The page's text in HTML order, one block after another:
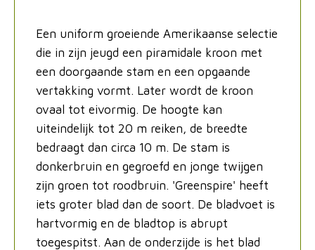
Een uniform groeiende Amerikaanse selectie
die in zijn jeugd een piramidale kroon met
een doorgaande stam en een opgaande
vertakking vormt. Later wordt de kroon
ovaal tot eivormig. De hoogte kan
uiteindelijk tot 20 m reiken, de breedte
bedraagt dan circa 10 m. De stam is
donkerbruin en gegroefd en jonge twijgen
zijn groen tot roodbruin. 'Greenspire' heeft
iets groter blad dan de soort. De bladvoet is
hartvormig en de bladtop is abrupt
toegespitst. Aan de onderzijde is het blad